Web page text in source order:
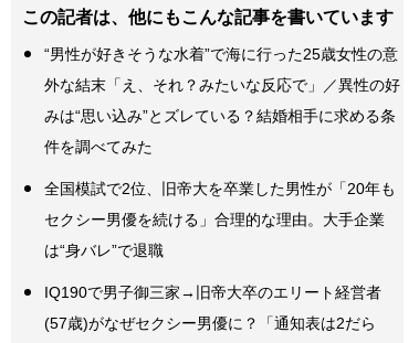
この記者は、他にもこんな記事を書いています
“男性が好きそうな水着”で海に行った25歳女性の意
外な結末「え、それ？みたいな反応で」／異性の好
みは“思い込み”とズレている？結婚相手に求める条
件を調べてみた
全国模試で2位、旧帝大を卒業した男性が「20年も
セクシー男優を続ける」合理的な理由。大手企業
は“身バレ”で退職
IQ190で男子御三家→旧帝大卒のエリート経営者
(57歳)がなぜセクシー男優に？「通知表は2だら